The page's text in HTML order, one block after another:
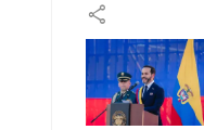
share